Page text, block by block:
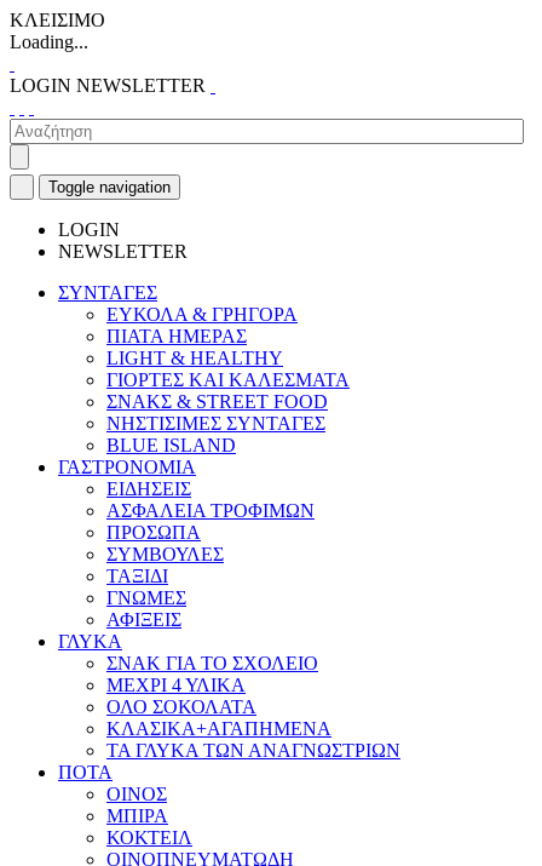
ΚΛΕΙΣΙΜΟ
Loading...
LOGIN NEWSLETTER
Toggle navigation
LOGIN
NEWSLETTER
ΣΥΝΤΑΓΕΣ
ΕΥΚΟΛΑ & ΓΡΗΓΟΡΑ
ΠΙΑΤΑ ΗΜΕΡΑΣ
LIGHT & HEALTHY
ΓΙΟΡΤΕΣ ΚΑΙ ΚΑΛΕΣΜΑΤΑ
ΣΝΑΚΣ & STREET FOOD
ΝΗΣΤΙΣΙΜΕΣ ΣΥΝΤΑΓΕΣ
BLUE ISLAND
ΓΑΣΤΡΟΝΟΜΙΑ
ΕΙΔΗΣΕΙΣ
ΑΣΦΑΛΕΙΑ ΤΡΟΦΙΜΩΝ
ΠΡΟΣΩΠΑ
ΣΥΜΒΟΥΛΕΣ
ΤΑΞΙΔΙ
ΓΝΩΜΕΣ
ΑΦΙΞΕΙΣ
ΓΛΥΚΑ
ΣΝΑΚ ΓΙΑ ΤΟ ΣΧΟΛΕΙΟ
ΜΕΧΡΙ 4 ΥΛΙΚΑ
ΟΛΟ ΣΟΚΟΛΑΤΑ
ΚΛΑΣΙΚΑ+ΑΓΑΠΗΜΕΝΑ
ΤΑ ΓΛΥΚΑ ΤΩΝ ΑΝΑΓΝΩΣΤΡΙΩΝ
ΠΟΤΑ
ΟΙΝΟΣ
ΜΠΙΡΑ
ΚΟΚΤΕΙΛ
ΟΙΝΟΠΝΕΥΜΑΤΩΔΗ